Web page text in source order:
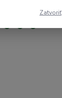
Zatvoriť